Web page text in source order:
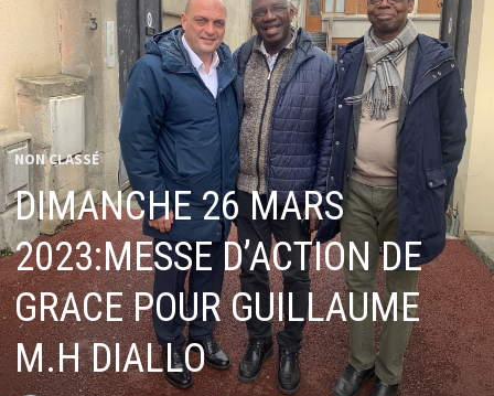
NON CLASSÉ
DIMANCHE 26 MARS
2023:MESSE D’ACTION DE
GRACE POUR GUILLAUME
M.H DIALLO